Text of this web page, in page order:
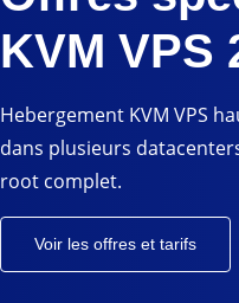
KVM VPS
Hebergement KVM VPS
dans plusieurs
root complet.
Voir les offres et tarifs